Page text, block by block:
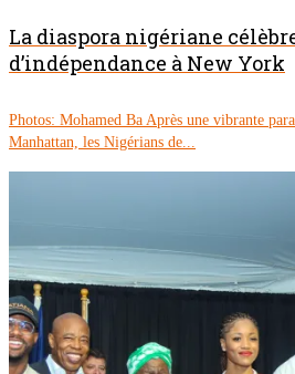
La diaspora nigériane
d’indépendance à New York
Photos: Mohamed Ba Après une vibrante
Manhattan, les Nigérians de...